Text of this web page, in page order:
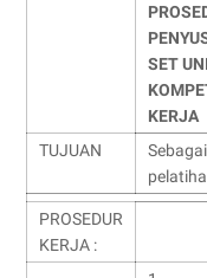
SET
KERJA
TUJUAN
PROSEDUR
KERJA :